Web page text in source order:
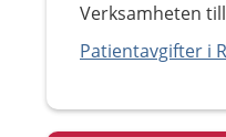
Verksamheten
Patientavgifter i